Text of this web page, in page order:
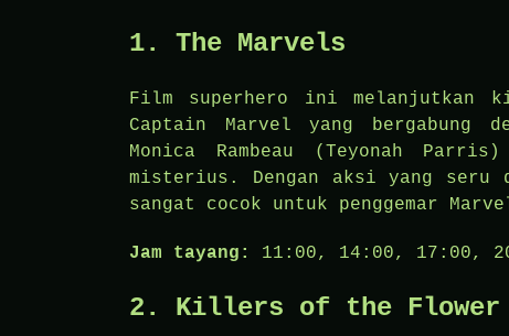
1. The Marvels
Film superhero ini melanjutkan
Captain Marvel yang bergabung
Monica Rambeau (Teyonah
misterius. Dengan aksi yang
sangat cocok untuk penggemar
Jam tayang: 11:00, 14:00, 17:00,
2. Killers of the Flower